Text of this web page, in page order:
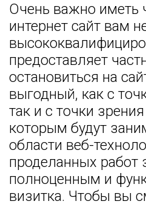
Очень важно иметь
интернет сайт вам
предоставляет
остановиться на
выгодный, как с
так и с точки
которым будут
области веб-
проделанных работ
полноценным и
визитка. Чтобы вы